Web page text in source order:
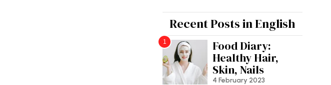
Recent Posts in English
1
Food Diary:
Healthy Hair,
Skin, Nails
4 February 2023